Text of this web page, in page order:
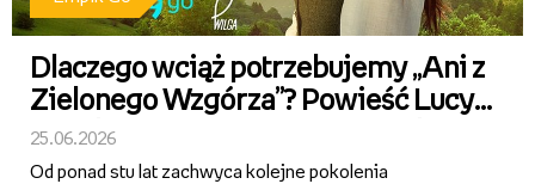
Dlaczego wciąż potrzebujemy „Ani z
Zielonego Wzgórza”? Powieść Lucy
Maud Montgomery powraca jako
superprodukcja audio Empik Go z
25.06.2026
Od ponad stu lat zachwyca kolejne pokolenia